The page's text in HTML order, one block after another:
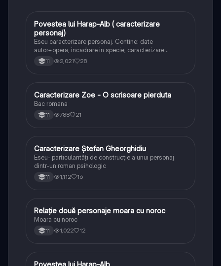
Limba și literatura română
Povestea lui Harap-Alb ( caracterizare
personaj)
Eseu caracterizare personaj. Contine: date
autor+opera, incadrare in specie, caracterizare
personaj(statut social, moral, psihologic), + RELATIA
DINTRE CELE DOUA PERSONAJE. 2 trasaturi .
11 2,021 28
Limba și literatura română
Caracterizare Zoe - O scrisoare pierduta
Bac romana
11 788 21
Limba și literatura română
Caracterizare Ștefan Gheorghidiu
Eseu- particularități de construcție a unui personaj
dintr-un roman psihologic
11 1,112 16
Limba și literatura română
Relație două personaje moara cu noroc
Moara cu noroc
11 1,022 12
Limba și literatura română